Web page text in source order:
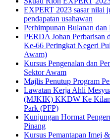
EXPERT 2023 sasar nilai
pendapatan usahawan
Perhimpunan Bulanan dan
PERDA Johan Perbarisan
Ke-66 Peringkat Negeri
Awam)
Kursus Pengenalan dan
Sektor Awam
Majlis Penutup Program
Lawatan Kerja Ahli
(MJKIK) KKDW Ke
Park (PFP)
Kunjungan Hormat
Pinang
Kursus Pemantapan Imej